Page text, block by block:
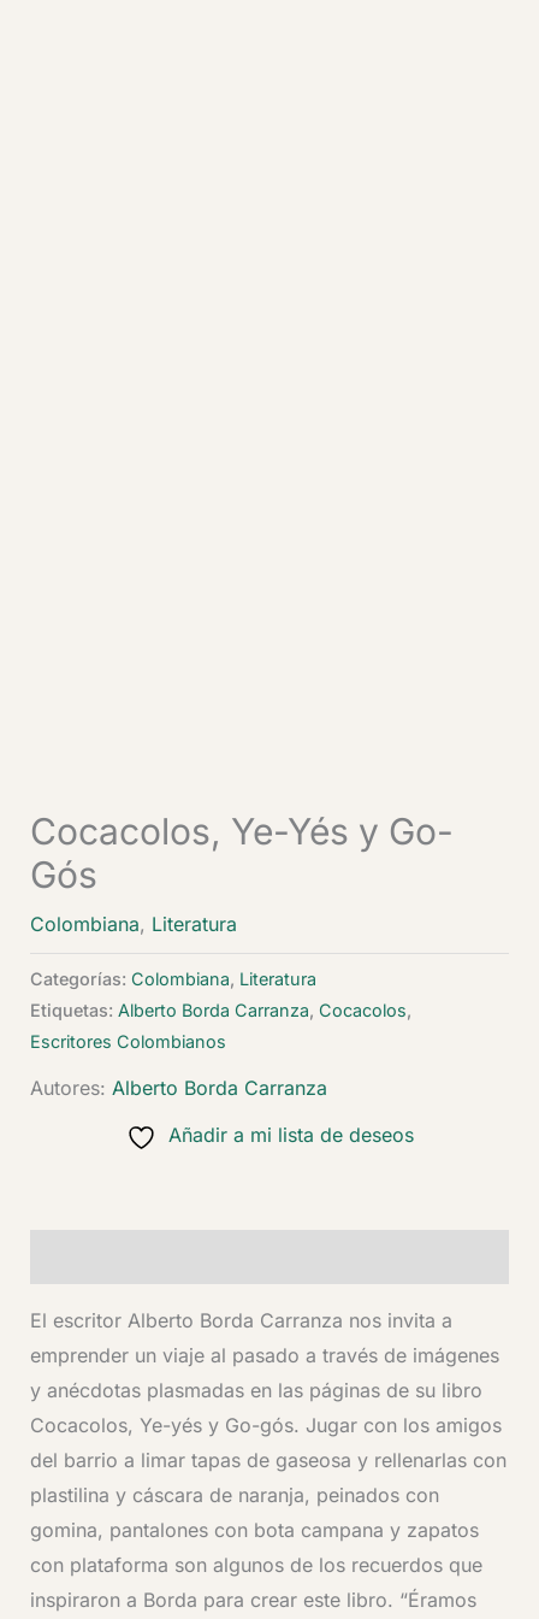
Cocacolos, Ye-Yés y Go-
Gós
Colombiana, Literatura
Categorías: Colombiana, Literatura
Etiquetas: Alberto Borda Carranza, Cocacolos,
Escritores Colombianos
Autores: Alberto Borda Carranza
Añadir a mi lista de deseos
El escritor Alberto Borda Carranza nos invita a
emprender un viaje al pasado a través de imágenes
y anécdotas plasmadas en las páginas de su libro
Cocacolos, Ye-yés y Go-gós. Jugar con los amigos
del barrio a limar tapas de gaseosa y rellenarlas con
plastilina y cáscara de naranja, peinados con
gomina, pantalones con bota campana y zapatos
con plataforma son algunos de los recuerdos que
inspiraron a Borda para crear este libro. “Éramos